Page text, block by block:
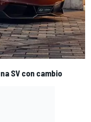
SV con cambio